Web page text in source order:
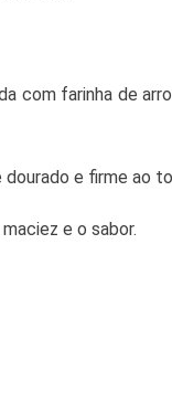
com farinha de
e firme ao
e o sabor.